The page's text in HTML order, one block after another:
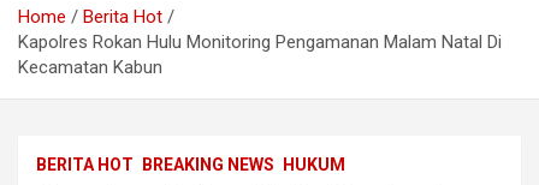
Home
Berita Hot
Kapolres Rokan Hulu Monitoring Pengamanan Malam Natal Di
Kecamatan Kabun
BERITA HOT BREAKING NEWS HUKUM